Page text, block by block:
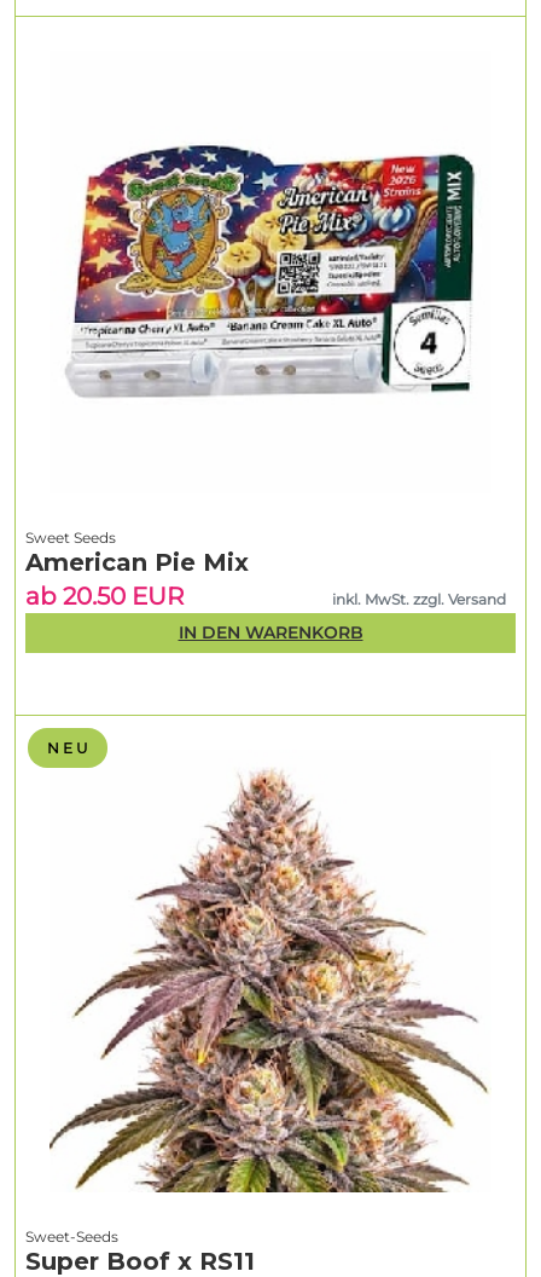
N E U
Sweet-Seeds
Super Boof x RS11
Sweet Seeds
American Pie Mix
ab 20.50 EUR
inkl. MwSt. zzgl. Versand
IN DEN WARENKORB